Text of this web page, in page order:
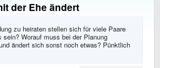
der Ehe ändert
zu heiraten stellen sich für viele Paare
Worauf muss bei der Planung
ändert sich sonst noch etwas? Pünktlich